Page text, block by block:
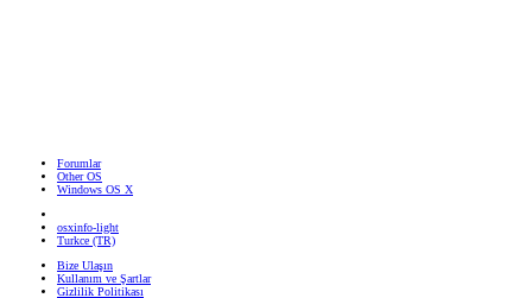
Forumlar
Other OS
Windows OS X
osxinfo-light
Turkce (TR)
Bize Ulaşın
Kullanım ve Şartlar
Gizlilik Politikası